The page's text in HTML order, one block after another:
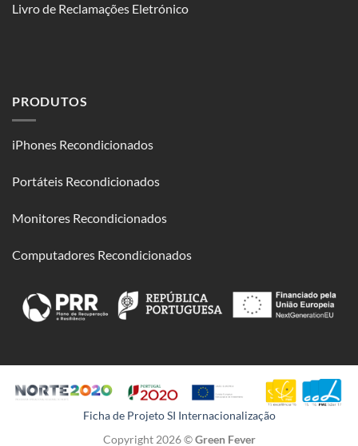
Livro de Reclamações Eletrónico
PRODUTOS
iPhones Recondicionados
Portáteis Recondicionados
Monitores Recondicionados
Computadores Recondicionados
Ficha de Projeto SI Internacionalização
Copyright 2026 ©Green Fever